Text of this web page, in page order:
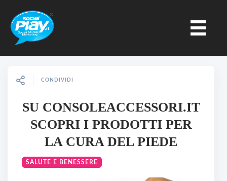
CONDIVIDI
SU CONSOLEACCESSORI.IT
SCOPRI I PRODOTTI PER
LA CURA DEL PIEDE
SALUTE E BENESSERE